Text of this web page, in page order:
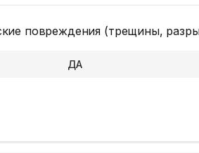
повреждения (трещины,
ДА